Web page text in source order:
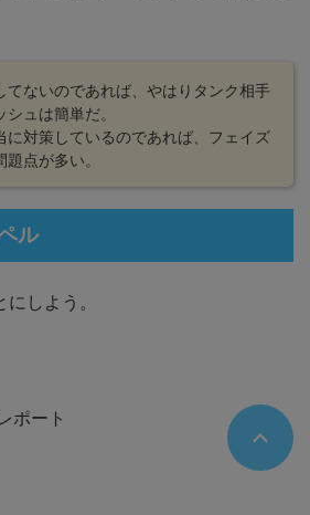
てないのであれば、やはりタンク相手
ュは簡単だ。
に対策しているのであれば、フェイズ
点が多い。
ル
しよう。
ポート